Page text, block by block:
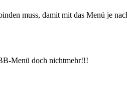
muss, damit mit das Menü je
Menü doch nichtmehr!!!